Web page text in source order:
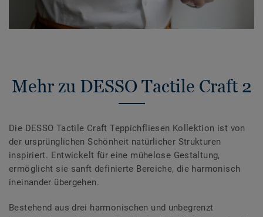
Mehr zu DESSO Tactile Craft 2
Die DESSO Tactile Craft Teppichfliesen Kollektion ist von
der ursprünglichen Schönheit natürlicher Strukturen
inspiriert. Entwickelt für eine mühelose Gestaltung,
ermöglicht sie sanft definierte Bereiche, die harmonisch
ineinander übergehen.
Bestehend aus drei harmonischen und unbegrenzt